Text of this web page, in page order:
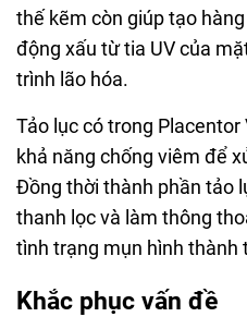
thế kẽm còn giúp tạo
động xấu từ tia UV của
trình lão hóa.
Tảo lục có trong
khả năng chống viêm để
Đồng thời thành phần tảo
thanh lọc và làm thông
tình trạng mụn hình thành
Khắc phục vấn đề